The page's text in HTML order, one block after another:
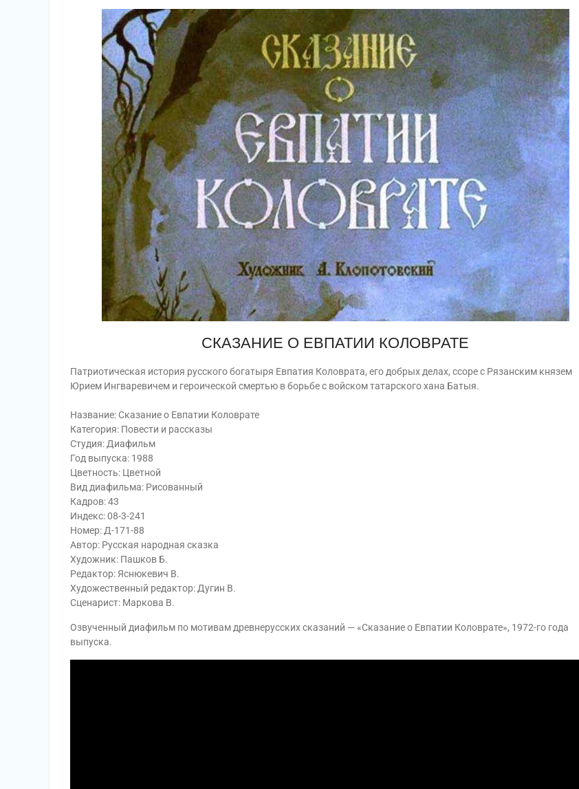
СКАЗАНИЕ О ЕВПАТИИ КОЛОВРАТЕ
Патриотическая история русского богатыря Евпатия Коловрата, его добрых делах, ссоре с Рязанским князем
Юрием Ингваревичем и героической смертью в борьбе с войском татарского хана Батыя.
Название: Сказание о Евпатии Коловрате
Категория: Повести и рассказы
Студия: Диафильм
Год выпуска: 1988
Цветность: Цветной
Вид диафильма: Рисованный
Кадров: 43
Индекс: 08-3-241
Номер: Д-171-88
Автор: Русская народная сказка
Художник: Пашков Б.
Редактор: Яснюкевич В.
Художественный редактор: Дугин В.
Сценарист: Маркова В.
Озвученный диафильм по мотивам древнерусских сказаний — «Сказание о Евпатии Коловрате», 1972-го года
выпуска.